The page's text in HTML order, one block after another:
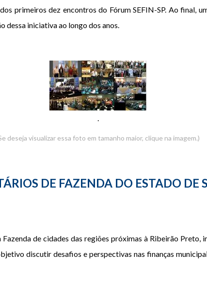
primeiros dez encontros do Fórum SEFIN-SP. Ao final,
dessa iniciativa ao longo dos anos.
.
deseja visualizar essa foto em tamanho maior, clique na imagem.)
DE FAZENDA DO ESTADO DE
de cidades das regiões próximas à Ribeirão Preto,
discutir desafios e perspectivas nas finanças